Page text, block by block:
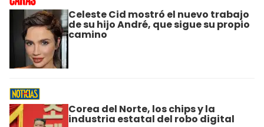
Celeste Cid mostró el nuevo trabajo
de su hijo André, que sigue su propio
camino
Corea del Norte, los chips y la
industria estatal del robo digital